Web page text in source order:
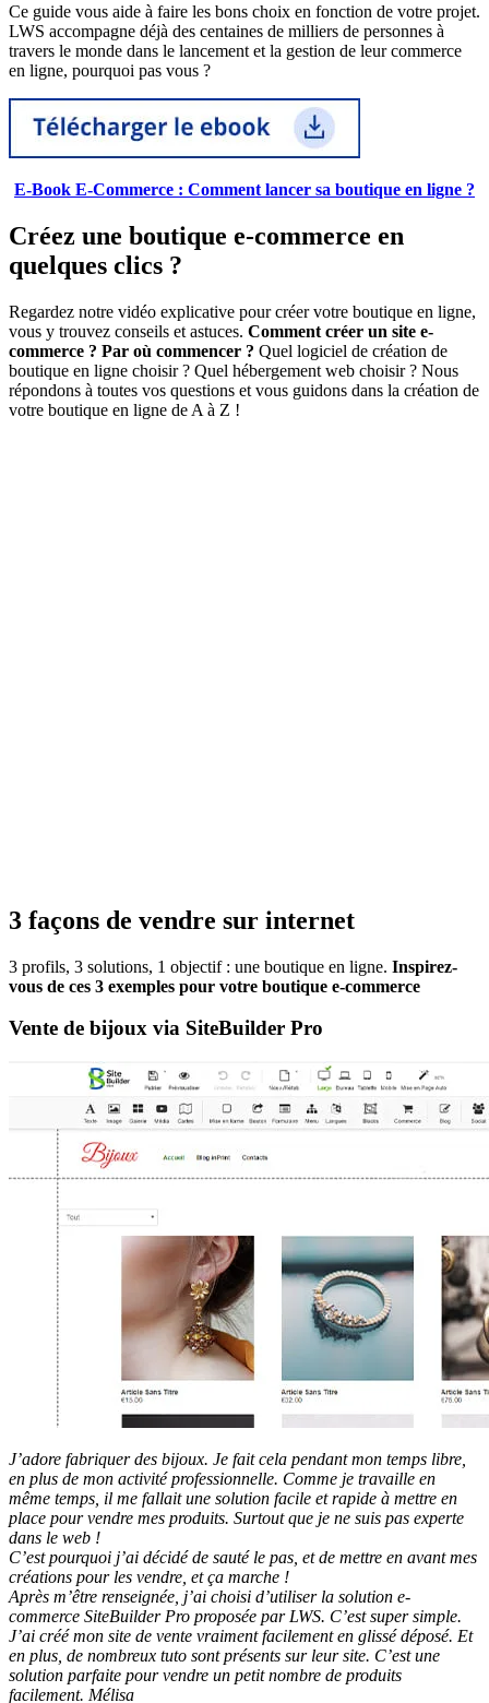
Ce guide vous aide à faire les bons choix en fonction de votre projet.
LWS accompagne déjà des centaines de milliers de personnes à
travers le monde dans le lancement et la gestion de leur commerce
en ligne, pourquoi pas vous ?
E-Book E-Commerce : Comment lancer sa boutique en ligne ?
Créez une boutique e-commerce en
quelques clics ?
Regardez notre vidéo explicative pour créer votre boutique en ligne,
vous y trouvez conseils et astuces. Comment créer un site e-
commerce ? Par où commencer ? Quel logiciel de création de
boutique en ligne choisir ? Quel hébergement web choisir ? Nous
répondons à toutes vos questions et vous guidons dans la création de
votre boutique en ligne de A à Z !
3 façons de vendre sur internet
3 profils, 3 solutions, 1 objectif : une boutique en ligne. Inspirez-
vous de ces 3 exemples pour votre boutique e-commerce
Vente de bijoux via SiteBuilder Pro
J’adore fabriquer des bijoux. Je fait cela pendant mon temps libre,
en plus de mon activité professionnelle. Comme je travaille en
même temps, il me fallait une solution facile et rapide à mettre en
place pour vendre mes produits. Surtout que je ne suis pas experte
dans le web !
C’est pourquoi j’ai décidé de sauté le pas, et de mettre en avant mes
créations pour les vendre, et ça marche !
Après m’être renseignée, j’ai choisi d’utiliser la solution e-
commerce SiteBuilder Pro proposée par LWS. C’est super simple.
J’ai créé mon site de vente vraiment facilement en glissé déposé. Et
en plus, de nombreux tuto sont présents sur leur site. C’est une
solution parfaite pour vendre un petit nombre de produits
facilement. Mélisa